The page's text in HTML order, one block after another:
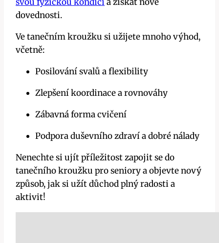
dovednosti.
Ve tanečním kroužku si užijete mnoho výhod,
včetně:
Posilování svalů a flexibility
Zlepšení koordinace a rovnováhy
Zábavná forma cvičení
Podpora duševního zdraví a dobré nálady
Nenechte si ujít příležitost zapojit se do
tanečního kroužku pro seniory a objevte nový
způsob, jak si užít důchod plný radosti a
aktivit!